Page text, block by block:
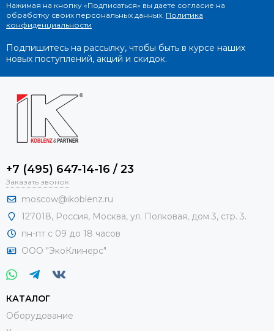
Нажимая на кнопку «Подписаться» вы даете согласие на
обработку своих персональных данных. Политика
конфиденциальности
Подпишитесь на рассылку, чтобы быть в курсе наших
новых поступлений, акций и скидок.
+7 (495) 647-14-16 / 23
Заказать звонок
moscow@ikoblenz.ru
127018, Россия, Москва, ул. Полковая, дом 3, стр. 3.
пн-пт с 09 до 18 часов
ООО "ЭкоКлинерс"
КАТАЛОГ
Оборудование